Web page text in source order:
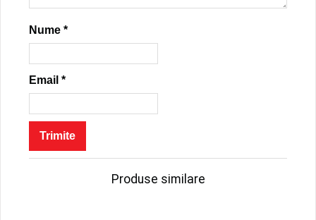
Nume *
Email *
Produse similare